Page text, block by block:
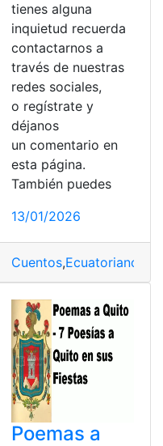
,poemas,Poesía
tienes alguna
inquietud recuerda
contactarnos a
través de nuestras
redes sociales,
o regístrate y
déjanos
un comentario en
esta página.
También puedes
13/01/2026
Cuentos,Ecuatorianos
Poemas a